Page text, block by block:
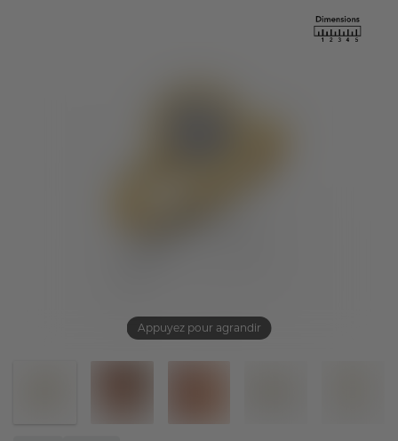
Appuyez pour agrandir